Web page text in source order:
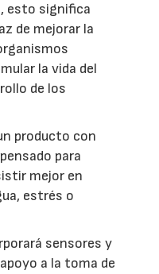
esto significa
de mejorar la
la vida del
de los
producto con
para
mejor en
estrés o
sensores y
a la toma de